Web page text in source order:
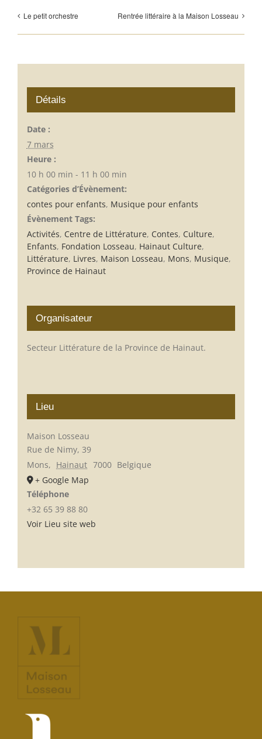
Le petit orchestre Rentrée littéraire à la Maison Losseau
Détails
Date :
7 mars
Heure :
10 h 00 min - 11 h 00 min
Catégories d’Évènement:
contes pour enfants, Musique pour enfants
Évènement Tags:
Activités, Centre de Littérature, Contes, Culture,
Enfants, Fondation Losseau, Hainaut Culture,
Littérature, Livres, Maison Losseau, Mons, Musique,
Province de Hainaut
Organisateur
Secteur Littérature de la Province de Hainaut.
Lieu
Maison Losseau
Rue de Nimy, 39
Mons, Hainaut 7000 Belgique
+ Google Map
Téléphone
+32 65 39 88 80
Voir Lieu site web